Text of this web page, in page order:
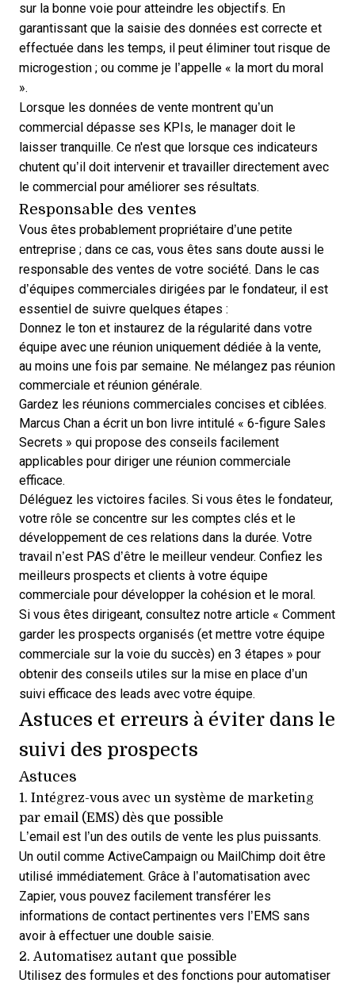
sur la bonne voie pour atteindre les objectifs. En
garantissant que la saisie des données est correcte et
effectuée dans les temps, il peut éliminer tout risque de
microgestion ; ou comme je l’appelle « la mort du moral
».
Lorsque les données de vente montrent qu’un
commercial dépasse ses KPIs, le manager doit le
laisser tranquille. Ce n'est que lorsque ces indicateurs
chutent qu’il doit intervenir et travailler directement avec
le commercial pour améliorer ses résultats.
Responsable des ventes
Vous êtes probablement propriétaire d’une petite
entreprise ; dans ce cas, vous êtes sans doute aussi le
responsable des ventes de votre société. Dans le cas
d’équipes commerciales dirigées par le fondateur, il est
essentiel de suivre quelques étapes :
Donnez le ton et instaurez de la régularité dans votre
équipe avec une réunion uniquement dédiée à la vente,
au moins une fois par semaine. Ne mélangez pas réunion
commerciale et réunion générale.
Gardez les réunions commerciales concises et ciblées.
Marcus Chan a écrit un bon livre intitulé « 6-figure Sales
Secrets » qui propose des conseils facilement
applicables pour diriger une réunion commerciale
efficace.
Déléguez les victoires faciles. Si vous êtes le fondateur,
votre rôle se concentre sur les comptes clés et le
développement de ces relations dans la durée. Votre
travail n’est PAS d’être le meilleur vendeur. Confiez les
meilleurs prospects et clients à votre équipe
commerciale pour développer la cohésion et le moral.
Si vous êtes dirigeant, consultez notre article « Comment
garder les prospects organisés (et mettre votre équipe
commerciale sur la voie du succès) en 3 étapes » pour
obtenir des conseils utiles sur la mise en place d’un
suivi efficace des leads avec votre équipe.
Astuces et erreurs à éviter dans le
suivi des prospects
Astuces
1. Intégrez-vous avec un système de marketing
par email (EMS) dès que possible
L’email est l’un des outils de vente les plus puissants.
Un outil comme ActiveCampaign ou MailChimp doit être
utilisé immédiatement. Grâce à l’automatisation avec
Zapier, vous pouvez facilement transférer les
informations de contact pertinentes vers l’EMS sans
avoir à effectuer une double saisie.
2. Automatisez autant que possible
Utilisez des formules et des fonctions pour automatiser